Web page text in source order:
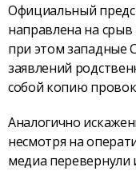
Официальный
направлена на
при этом западные
заявлений
собой копию
Аналогично
несмотря на
медиа